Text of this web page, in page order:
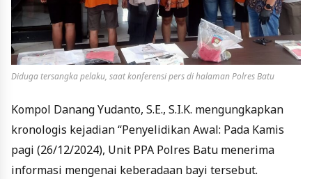
Diduga tersangka pelaku, saat konferensi pers di halaman Polres Batu
Kompol Danang Yudanto, S.E., S.I.K. mengungkapkan
kronologis kejadian “Penyelidikan Awal: Pada Kamis
pagi (26/12/2024), Unit PPA Polres Batu menerima
informasi mengenai keberadaan bayi tersebut.